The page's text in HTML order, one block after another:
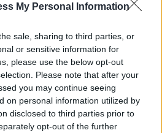
My Personal Information
sale, sharing to third parties, or
or sensitive information for
please use the below opt-out
Please note that after your
you may continue seeing
on personal information utilized by
disclosed to third parties prior to
opt-out of the further
et des troubles de
et l'anxiété. Ce
d'oxyde nitrique,
sanguine et à la
augmentant ce taux, une
améliorer l'humeur et la